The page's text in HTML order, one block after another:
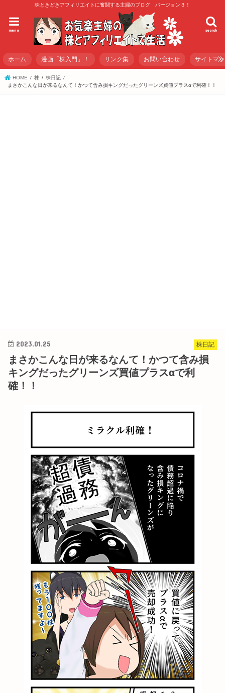
株ときどきアフィリエイトに奮闘する主婦のブログ バージョン３！
search
menu
ホーム 漫画「株入門」！ リンク集 お問い合わせ サイトマ
HOME 株
株日記
まさかこんな日が来るなんて！かつて含み損キングだったグリーンズ買値プラスαで利確！！
株日記
2023.01.25
まさかこんな日が来るなんて！かつて含み損
キングだったグリーンズ買値プラスαで利
確！！